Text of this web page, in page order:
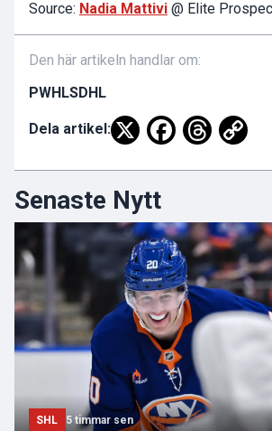
Source: Nadia Mattivi @ Elite
Den här artikeln handlar om:
PWHLSDHL
Dela artikel:
Senaste Nytt
SHL 5 timmar sen